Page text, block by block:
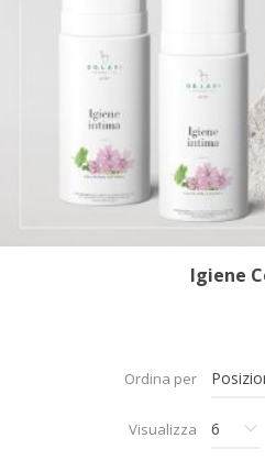
Igiene
Ordina per
Visualizza